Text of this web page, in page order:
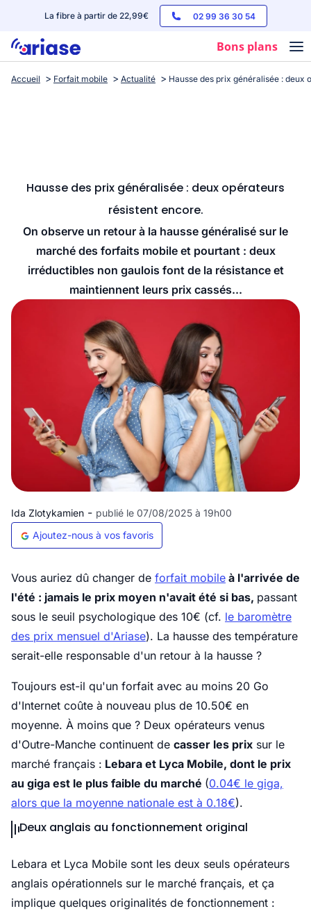
La fibre à partir de 22,99€ 02 99 36 30 54
Bons plans
Box internet
Accueil Forfait mobile Actualité Hausse des prix généralisée : deux
Hausse des prix généralisée : deux opérateurs
résistent encore.
On observe un retour à la hausse généralisé sur le
marché des forfaits mobile et pourtant : deux
irréductibles non gaulois font de la résistance et
maintiennent leurs prix cassés...
Ida Zlotykamien - publié le 07/08/2025 à 19h00
Ajoutez-nous à vos favoris
Vous auriez dû changer de forfait mobile à l'arrivée de
l'été : jamais le prix moyen n'avait été si bas, passant
sous le seuil psychologique des 10€ (cf. le baromètre
des prix mensuel d'Ariase). La hausse des température
serait-elle responsable d'un retour à la hausse ?
Toujours est-il qu'un forfait avec au moins 20 Go
d'Internet coûte à nouveau plus de 10.50€ en
moyenne. À moins que ? Deux opérateurs venus
d'Outre-Manche continuent de casser les prix sur le
marché français : Lebara et Lyca Mobile, dont le prix
au giga est le plus faible du marché (0.04€ le giga,
alors que la moyenne nationale est à 0.18€).
Deux anglais au fonctionnement original
Lebara et Lyca Mobile sont les deux seuls opérateurs
anglais opérationnels sur le marché français, et ça
implique quelques originalités de fonctionnement :